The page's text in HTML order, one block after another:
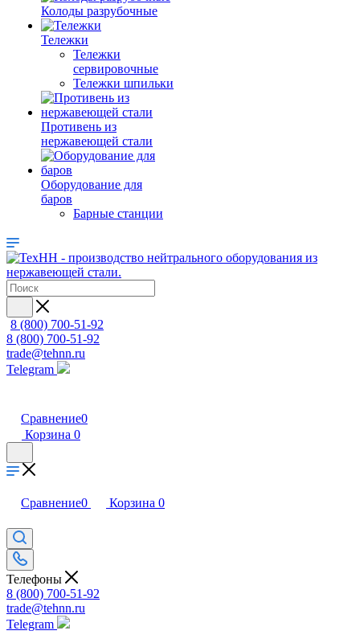
Колоды разрубочные
Тележки
Тележки
сервировочные
Тележки шпильки
Противень из
нержавеющей стали
Оборудование для
баров
Барные станции
8 (800) 700-51-92
8 (800) 700-51-92
trade@tehnn.ru
Telegram
Сравнение0
Корзина 0
Сравнение0 Корзина 0
Телефоны
8 (800) 700-51-92
trade@tehnn.ru
Telegram